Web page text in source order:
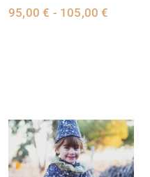
95,00€ - 105,00€